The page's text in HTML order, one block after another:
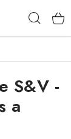
S&V -
a